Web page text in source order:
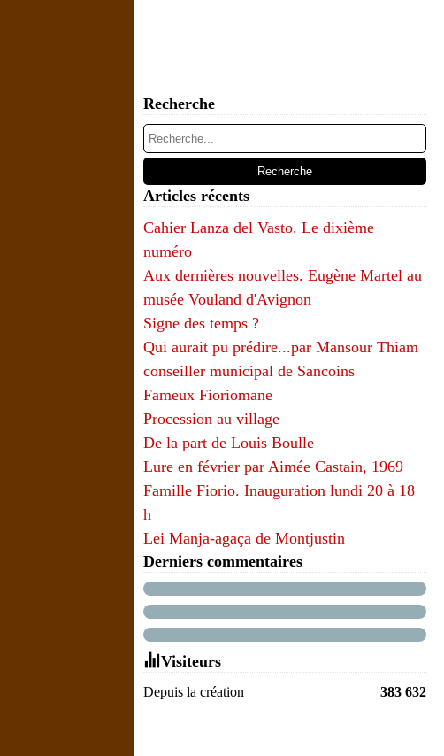
Recherche
Articles récents
Cahier Lanza del Vasto. Le dixième
numéro
Aux dernières nouvelles. Eugène Martel au
musée Vouland d'Avignon
Signe des temps ?
Qui aurait pu prédire...par Mansour Thiam
conseiller municipal de Sancoins
Fameux Fioriomane
Procession au village
De la part de Louis Boulle
Lure en février par Aimée Castain, 1969
Famille Fiorio. Inauguration lundi 20 à 18
h
Lei Manja-agaça de Montjustin
Derniers commentaires
Visiteurs
Depuis la création 383 632